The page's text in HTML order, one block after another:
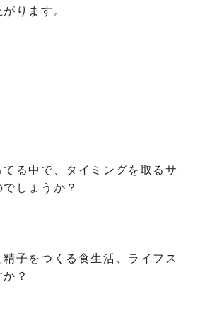
ります。
る中で、タイミングを取るサ
しょうか？
子をつくる食生活、ライフス
？